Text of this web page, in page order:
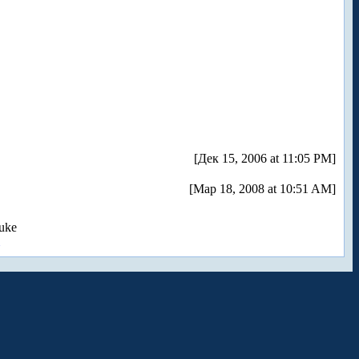
[Дек 15, 2006 at 11:05 PM]
[Мар 18, 2008 at 10:51 AM]